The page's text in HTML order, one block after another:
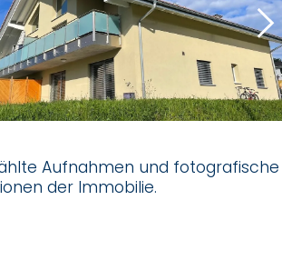
Aufnahmen und fotografische
der Immobilie.